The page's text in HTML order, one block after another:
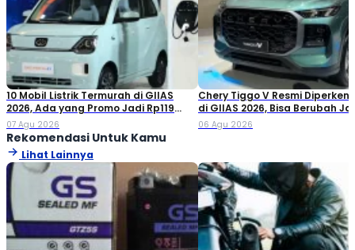
10 Mobil Listrik Termurah di GIIAS
2026, Ada yang Promo Jadi Rp119
Jutaan!
07 Agu 2026
Chery Tiggo V Resmi
di GIIAS 2026, Bisa Berubah
Double Cabin
06 Agu 2026
Rekomendasi Untuk Kamu
Lihat Lainnya